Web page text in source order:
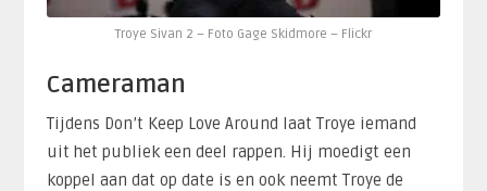
Troye Sivan 2 – Foto Gage Skidmore – Flickr
Cameraman
Tijdens Don’t Keep Love Around laat Troye iemand
uit het publiek een deel rappen. Hij moedigt een
koppel aan dat op date is en ook neemt Troye de